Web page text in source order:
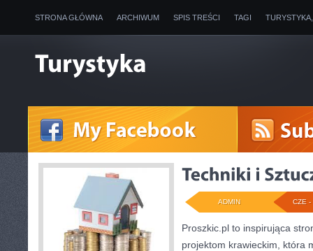
STRONA GŁÓWNA ARCHIWUM SPIS TREŚCI TAGI
CZE -
ADMIN
Proszkic.pl to inspirująca
projektom krawieckim, która